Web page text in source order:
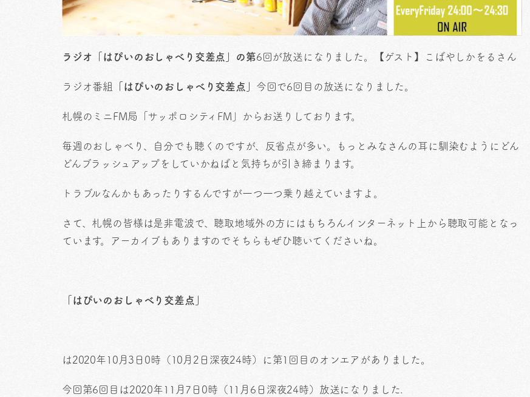
ラジオ「はぴいのおしゃべり交差点」の第6回が放送になりました。【ゲスト】こばやしかをるさん
ラジオ番組 「はぴいのおしゃべり交差点」 今回で6回目の放送になりました。
札幌のミニFM局「サッポロシティFM」からお送りしております。
毎週のおしゃべり、自分でも聴くのですが、反省点が多い。もっとみなさんの耳に馴染むようにどん
どんブラッシュアップをしていかねばと気持ちが引き締まります。
トラブルなんかもあったりするんですが一つ一つ乗り越えていますよ。
さて、札幌の皆様は是非電波で、聴取地域外の方にはもちろんインターネット上から聴取可能となっ
ています。アーカイブもありますのでそちらもぜひ聴いてくださいね。
「はぴいのおしゃべり交差点」
は2020年10月3日0時（10月2日深夜24時）に第1回目のオンエアがありました。
今回第6回目は2020年11月7日0時（11月6日深夜24時）放送になりました.